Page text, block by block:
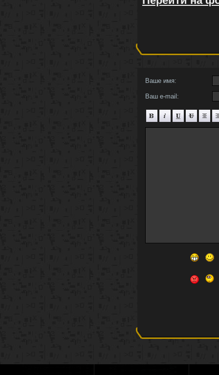
Ваше имя:
Ваш e-mail: